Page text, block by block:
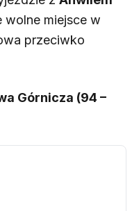
wolne miejsce w
przeciwko
Górnicza (94 –